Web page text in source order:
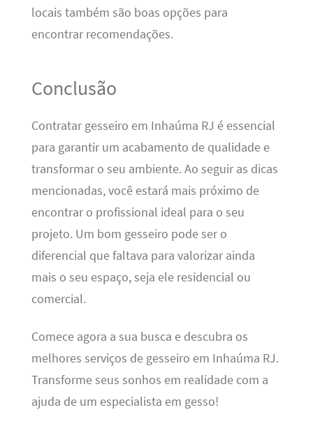
locais também são boas opções para
encontrar recomendações.
Conclusão
Contratar gesseiro em Inhaúma RJ é essencial
para garantir um acabamento de qualidade e
transformar o seu ambiente. Ao seguir as dicas
mencionadas, você estará mais próximo de
encontrar o profissional ideal para o seu
projeto. Um bom gesseiro pode ser o
diferencial que faltava para valorizar ainda
mais o seu espaço, seja ele residencial ou
comercial.
Comece agora a sua busca e descubra os
melhores serviços de gesseiro em Inhaúma RJ.
Transforme seus sonhos em realidade com a
ajuda de um especialista em gesso!